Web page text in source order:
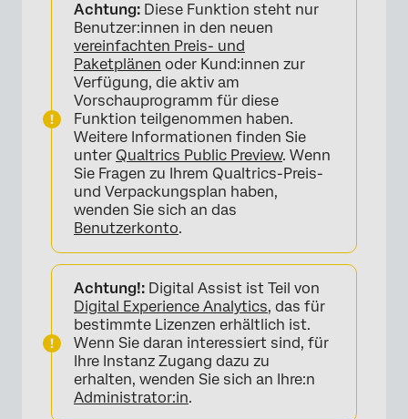
Anforderungen
Zugriff auf Digital Assist
Navigieren in Digital Assist
Freigabe von Digital Assist
Achtung: Diese Funktion steht nur
Benutzer:innen in den neuen
vereinfachten Preis- und
Paketplänen oder Kund:innen zur
Verfügung, die aktiv am
Vorschauprogramm für diese
Funktion teilgenommen haben.
Weitere Informationen finden Sie
unter Qualtrics Public Preview. Wenn
Sie Fragen zu Ihrem Qualtrics-Preis-
und Verpackungsplan haben,
wenden Sie sich an das
Benutzerkonto.
Achtung!: Digital Assist ist Teil von
Digital Experience Analytics, das für
bestimmte Lizenzen erhältlich ist.
Wenn Sie daran interessiert sind, für
Ihre Instanz Zugang dazu zu
erhalten, wenden Sie sich an Ihre:n
Administrator:in.